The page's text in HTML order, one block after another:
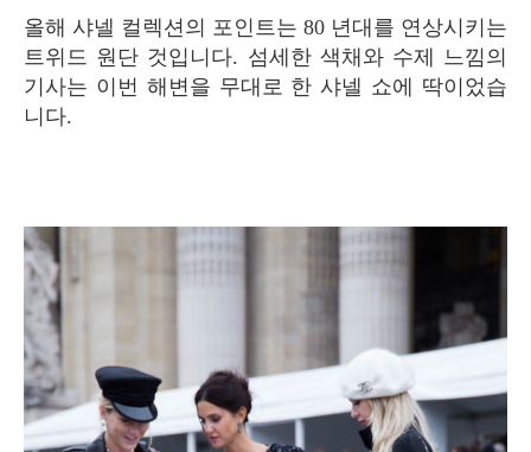
올해 샤넬 컬렉션의 포인트는 80 년대를 연상시키는
트위드 원단 것입니다. 섬세한 색채와 수제 느낌의
기사는 이번 해변을 무대로 한 샤넬 쇼에 딱이었습
니다.